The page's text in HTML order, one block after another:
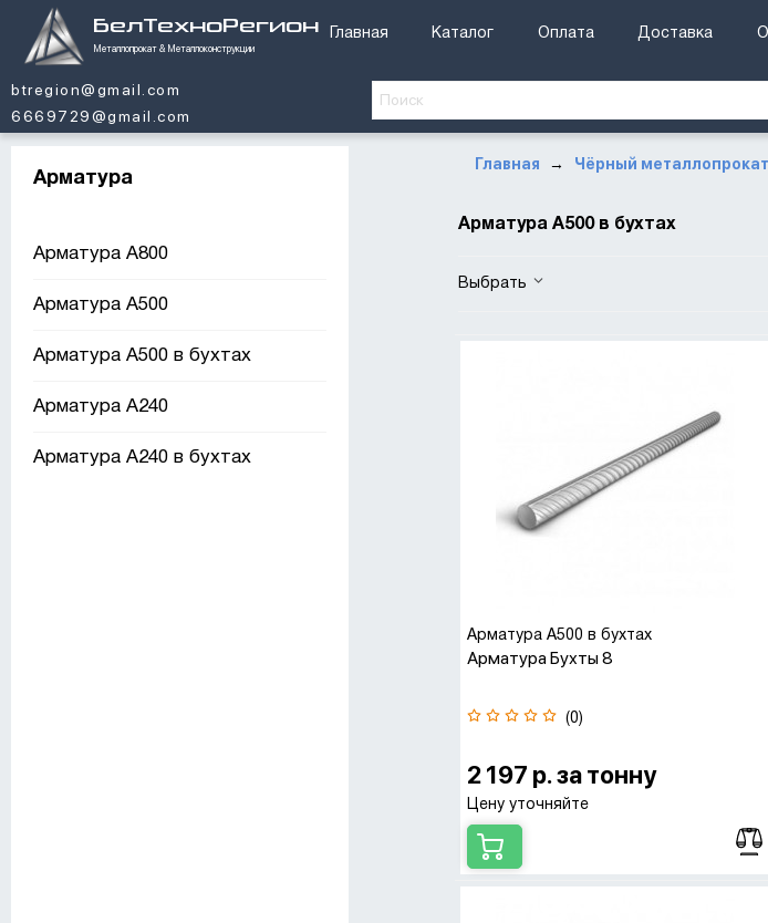
БелТехноРегион
Металлопрокат & Металлоконструкции
Главная Каталог Оплата Доставка
btregion@gmail.com
6669729@gmail.com
Арматура
Арматура А800
Арматура А500
Арматура А500 в бухтах
Арматура А240
Арматура А240 в бухтах
Главная → Чёрный металлопрокат
Арматура А500 в бухтах
Выбрать
Арматура А500 в бухтах
Арматура Бухты 8
(0)
2 197 р. за тонну
Цену уточняйте